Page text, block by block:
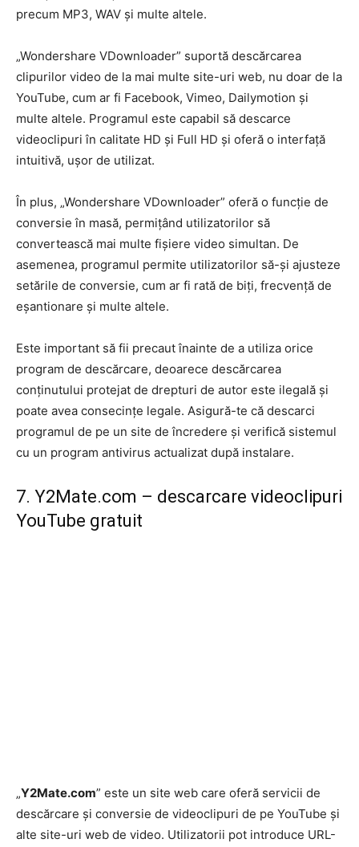
precum MP3, WAV și multe altele.
„Wondershare VDownloader” suportă descărcarea
clipurilor video de la mai multe site-uri web, nu doar de la
YouTube, cum ar fi Facebook, Vimeo, Dailymotion și
multe altele. Programul este capabil să descarce
videoclipuri în calitate HD și Full HD și oferă o interfață
intuitivă, ușor de utilizat.
În plus, „Wondershare VDownloader” oferă o funcție de
conversie în masă, permițând utilizatorilor să
convertească mai multe fișiere video simultan. De
asemenea, programul permite utilizatorilor să-și ajusteze
setările de conversie, cum ar fi rată de biți, frecvență de
eșantionare și multe altele.
Este important să fii precaut înainte de a utiliza orice
program de descărcare, deoarece descărcarea
conținutului protejat de drepturi de autor este ilegală și
poate avea consecințe legale. Asigură-te că descarci
programul de pe un site de încredere și verifică sistemul
cu un program antivirus actualizat după instalare.
7. Y2Mate.com – descarcare videoclipuri
YouTube gratuit
„Y2Mate.com” este un site web care oferă servicii de
descărcare și conversie de videoclipuri de pe YouTube și
alte site-uri web de video. Utilizatorii pot introduce URL-